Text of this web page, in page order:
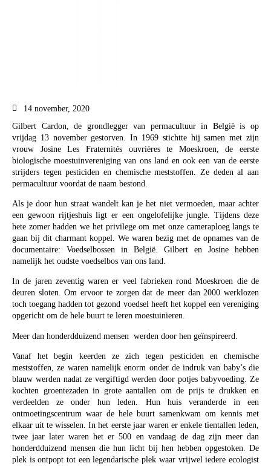
14 november, 2020
Gilbert Cardon, de grondlegger van permacultuur in België is op
vrijdag 13 november gestorven. In 1969 stichtte hij samen met zijn
vrouw Josine Les Fraternités ouvrières te Moeskroen, de eerste
biologische moestuinvereniging van ons land en ook een van de eerste
strijders tegen pesticiden en chemische meststoffen. Ze deden al aan
permacultuur voordat de naam bestond.
Als je door hun straat wandelt kan je het niet vermoeden, maar achter
een gewoon rijtjeshuis ligt er een ongelofelijke jungle. Tijdens deze
hete zomer hadden we het privilege om met onze cameraploeg langs te
gaan bij dit charmant koppel. We waren bezig met de opnames van de
documentaire: Voedselbossen in België. Gilbert en Josine hebben
namelijk het oudste voedselbos van ons land.
In de jaren zeventig waren er veel fabrieken rond Moeskroen die de
deuren sloten. Om ervoor te zorgen dat de meer dan 2000 werklozen
toch toegang hadden tot gezond voedsel heeft het koppel een vereniging
opgericht om de hele buurt te leren moestuinieren.
Meer dan honderdduizend mensen werden door hen geïnspireerd.
Vanaf het begin keerden ze zich tegen pesticiden en chemische
meststoffen, ze waren namelijk enorm onder de indruk van baby’s die
blauw werden nadat ze vergiftigd werden door potjes babyvoeding. Ze
kochten groentezaden in grote aantallen om de prijs te drukken en
verdeelden ze onder hun leden. Hun huis veranderde in een
ontmoetingscentrum waar de hele buurt samenkwam om kennis met
elkaar uit te wisselen. In het eerste jaar waren er enkele tientallen leden,
twee jaar later waren het er 500 en vandaag de dag zijn meer dan
honderdduizend mensen die hun licht bij hen hebben opgestoken. De
plek is ontpopt tot een legendarische plek waar vrijwel iedere ecologist